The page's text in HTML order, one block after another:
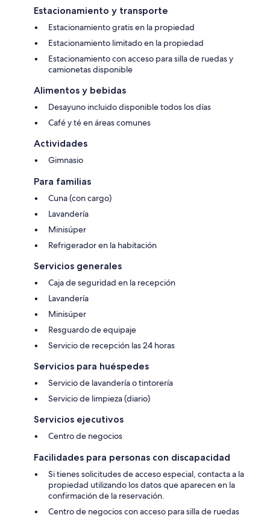
Estacionamiento y transporte
Estacionamiento gratis en la propiedad
Estacionamiento limitado en la propiedad
Estacionamiento con acceso para silla de ruedas y
camionetas disponible
Alimentos y bebidas
Desayuno incluido disponible todos los días
Café y té en áreas comunes
Actividades
Gimnasio
Para familias
Cuna (con cargo)
Lavandería
Minisúper
Refrigerador en la habitación
Servicios generales
Caja de seguridad en la recepción
Lavandería
Minisúper
Resguardo de equipaje
Servicio de recepción las 24 horas
Servicios para huéspedes
Servicio de lavandería o tintorería
Servicio de limpieza (diario)
Servicios ejecutivos
Centro de negocios
Facilidades para personas con discapacidad
Si tienes solicitudes de acceso especial, contacta a la
propiedad utilizando los datos que aparecen en la
confirmación de la reservación.
Centro de negocios con acceso para silla de ruedas